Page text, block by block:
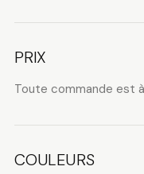
PRIX
Toute commande est
COULEURS